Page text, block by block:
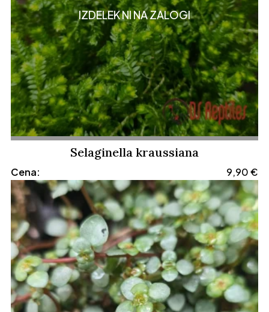
IZDELEK NI NA ZALOGI
Selaginella kraussiana
Cena: 9,90€